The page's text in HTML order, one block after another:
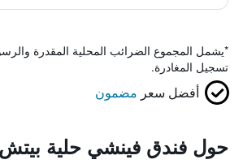
*يشمل المجموع الضرائب المحلية المقدرة
تسجيل المغادرة.
أفضل سعر مضمون
حول فندق فينشي حلية بيتش